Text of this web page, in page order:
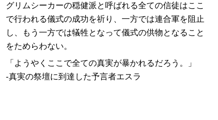
グリムシーカーの穏健派と呼ばれる全ての信徒はここ
で行われる儀式の成功を祈り、一方では連合軍を阻止
し、もう一方では犠牲となって儀式の供物となること
をためらわない。
「ようやくここで全ての真実が暴かれるだろう。」
-真実の祭壇に到達した予言者エスラ